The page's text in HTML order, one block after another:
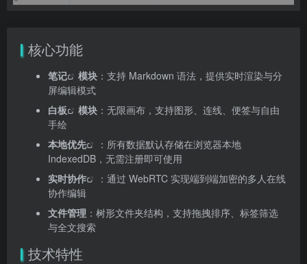
核心功能
笔记 模块 ：支持 Markdown 语法，提供实时渲染与分
屏编辑模式
白板
模块 ：无限画布，支持图形、连线、便签与自由
手绘
本地优先
：所有数据默认存储在浏览器本地
IndexedDB，无需注册即可使用
实时协作
：通过 WebRTC 实现端到端加密的多人在线
协作编辑
文件管理 ：树形文件夹结构，支持拖拽排序、标签筛选
与全文搜索
技术特性